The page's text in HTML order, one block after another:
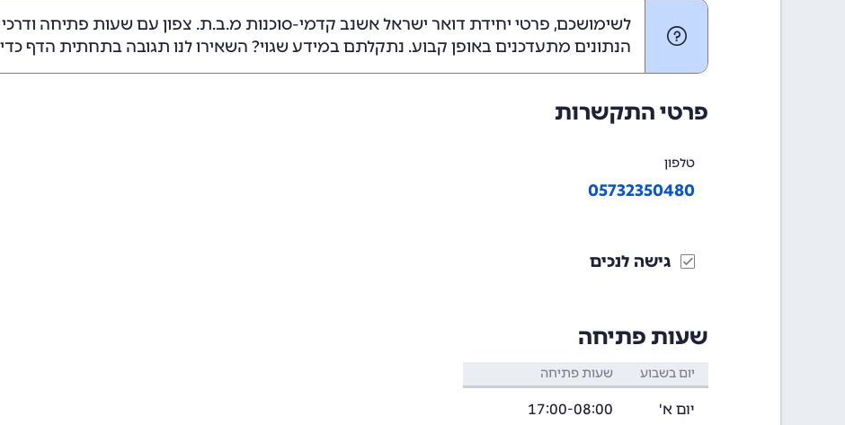
לשימושכם, פרטי יחידת דואר ישראל אשנב קדמי-סוכנות מ.ב.ת. צפון עם שעות פתיחה
הנתונים מתעדכנים באופן קבוע. נתקלתם במידע שגוי? השאירו לנו תגובה בתחתית הדף
פרטי התקשרות
טלפון
05732350480
גישה לנכים
שעות פתיחה
יום בשבוע שעות פתיחה
יום א' 17:00-08:00